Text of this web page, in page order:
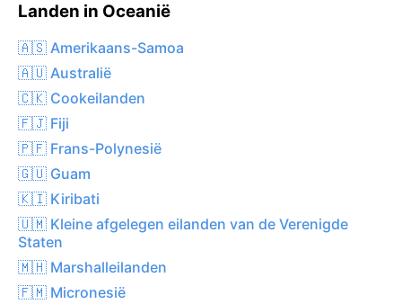
Landen in Oceanië
🇦🇸 Amerikaans-Samoa
🇦🇺 Australië
🇨🇰 Cookeilanden
🇫🇯 Fiji
🇵🇫 Frans-Polynesië
🇬🇺 Guam
🇰🇮 Kiribati
🇺🇲 Kleine afgelegen eilanden van de Verenigde
Staten
🇲🇭 Marshalleilanden
🇫🇲 Micronesië